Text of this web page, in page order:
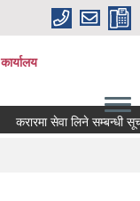
करारमा सेवा लिने सम्बन्धी सूचना